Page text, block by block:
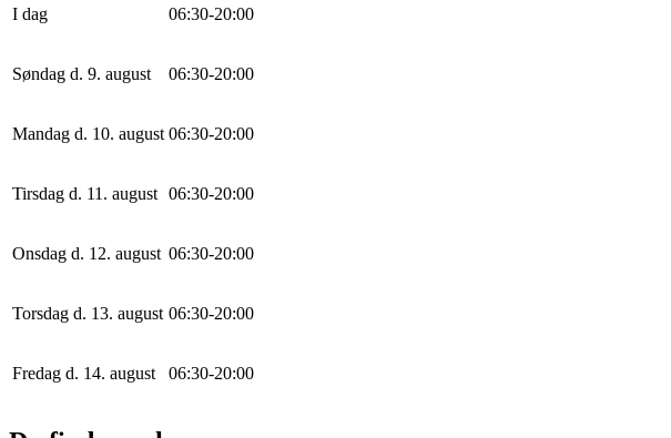
I dag 06:30-20:00
Søndag d. 9. august 06:30-20:00
Mandag d. 10. august 06:30-20:00
Tirsdag d. 11. august 06:30-20:00
Onsdag d. 12. august 06:30-20:00
Torsdag d. 13. august 06:30-20:00
Fredag d. 14. august 06:30-20:00